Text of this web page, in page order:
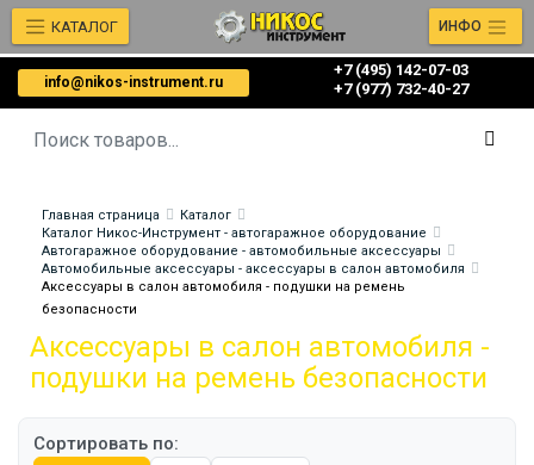
info@nikos-instrument.ru
+7 (495) 142-07-03
‎‎+7 (977) 732-40-27
КАТАЛОГ ИНФО
Главная страница
Каталог
Каталог Никос-Инструмент - автогаражное оборудование
Автогаражное оборудование - автомобильные аксессуары
Автомобильные аксессуары - аксессуары в салон автомобиля
Аксессуары в салон автомобиля - подушки на ремень
безопасности
Аксессуары в салон автомобиля -
подушки на ремень безопасности
Сортировать по: